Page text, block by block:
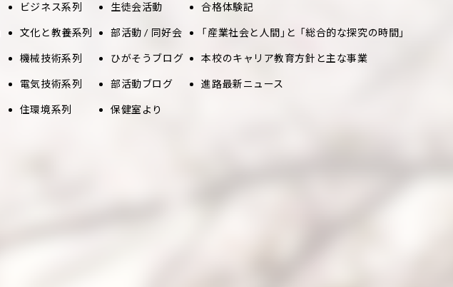
ビジネス系列
文化と教養系列
機械技術系列
電気技術系列
住環境系列
生徒会活動
部活動 / 同好会
ひがそうブログ
部活動ブログ
保健室より
合格体験記
「産業社会と人間」と 「総合的な探究の時間」
本校のキャリア教育方針と主な事業
進路最新ニュース